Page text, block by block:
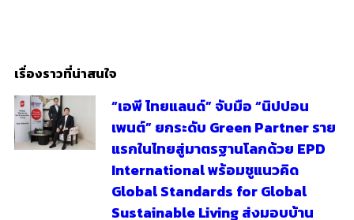
เรื่องราวที่น่าสนใจ
“เอพี ไทยแลนด์” จับมือ “นิปปอน
เพนต์” ยกระดับ Green Partner ราย
แรกในไทยสู่มาตรฐานโลกด้วย EPD
International พร้อมชูแนวคิด
Global Standards for Global
Sustainable Living ส่งมอบบ้าน